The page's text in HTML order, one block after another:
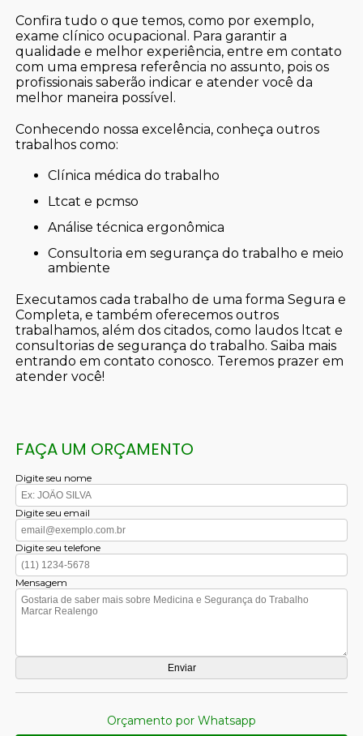
Confira tudo o que temos, como por exemplo,
exame clínico ocupacional. Para garantir a
qualidade e melhor experiência, entre em contato
com uma empresa referência no assunto, pois os
profissionais saberão indicar e atender você da
melhor maneira possível.
Conhecendo nossa excelência, conheça outros
trabalhos como:
clínica médica do trabalho
ltcat e pcmso
análise técnica ergonômica
consultoria em segurança do trabalho e meio
ambiente
Executamos cada trabalho de uma forma Segura e
Completa, e também oferecemos outros
trabalhamos, além dos citados, como laudos ltcat e
consultorias de segurança do trabalho. Saiba mais
entrando em contato conosco. Teremos prazer em
atender você!
FAÇA UM ORÇAMENTO
Digite seu nome
Digite seu email
Digite seu telefone
Mensagem
Orçamento por Whatsapp